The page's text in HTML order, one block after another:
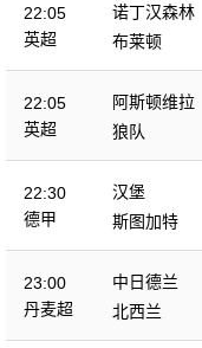
22:05
英超
诺丁汉森林
布莱顿
22:05
英超
阿斯顿维拉
狼队
22:30
德甲
汉堡
斯图加特
23:00
丹麦超
中日德兰
北西兰